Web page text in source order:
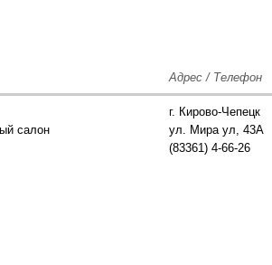
Адрес / Телефон
салон
г. Кирово-Чепецк
ул. Мира ул, 43А
(83361) 4-66-26